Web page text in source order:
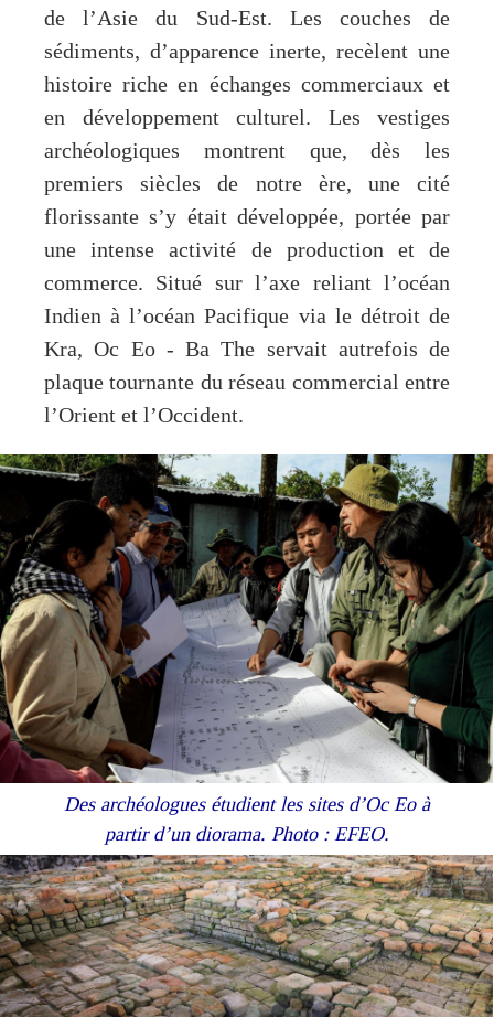
de l’Asie du Sud-Est. Les couches de
sédiments, d’apparence inerte, recèlent une
histoire riche en échanges commerciaux et
en développement culturel. Les vestiges
archéologiques montrent que, dès les
premiers siècles de notre ère, une cité
florissante s’y était développée, portée par
une intense activité de production et de
commerce. Situé sur l’axe reliant l’océan
Indien à l’océan Pacifique via le détroit de
Kra, Oc Eo - Ba The servait autrefois de
plaque tournante du réseau commercial entre
l’Orient et l’Occident.
Des archéologues étudient les sites d’Oc Eo à
partir d’un diorama. Photo : EFEO.